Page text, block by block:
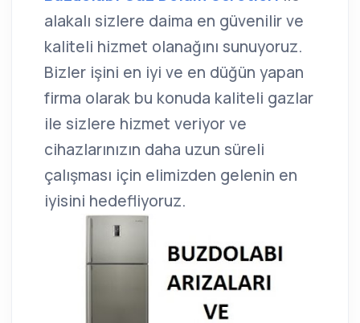
alakalı sizlere daima en güvenilir ve
kaliteli hizmet olanağını sunuyoruz.
Bizler işini en iyi ve en düğün yapan
firma olarak bu konuda kaliteli gazlar
ile sizlere hizmet veriyor ve
cihazlarınızın daha uzun süreli
çalışması için elimizden gelenin en
iyisini hedefliyoruz.